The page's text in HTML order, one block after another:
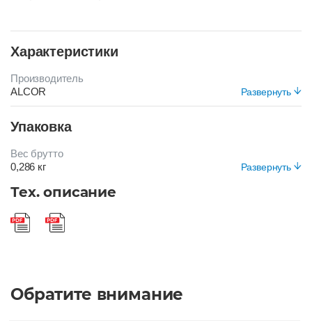
Характеристики
Развернуть
Производитель
ALCOR
РОЗОВЫЙ
Упаковка
Развернуть
Вес брутто
0,286 кг
Вид упаковки
Короб
Тех. описание
Обратите внимание